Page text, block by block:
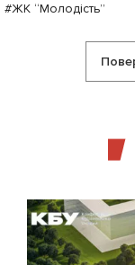
#ЖК “Молодість”